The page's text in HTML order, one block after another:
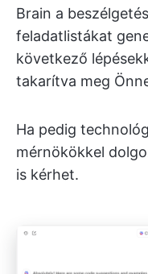
Brain a
feladatlistákat
következő
takarítva meg
Ha pedig
mérnökökkel
is kérhet.